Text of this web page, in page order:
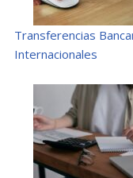
Transferencias
Internacionales